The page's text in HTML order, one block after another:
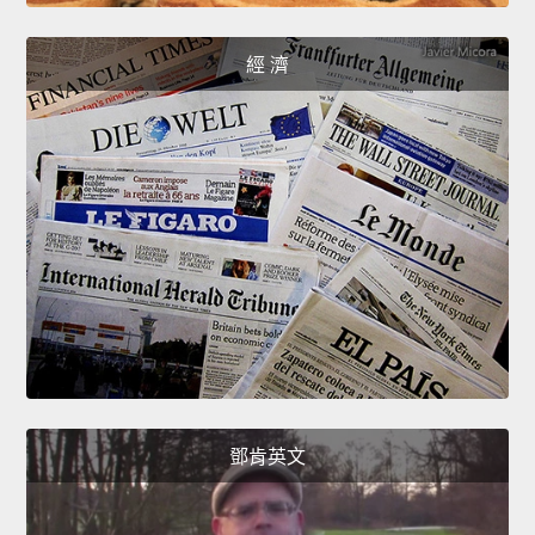
經 濟
鄧肯英文